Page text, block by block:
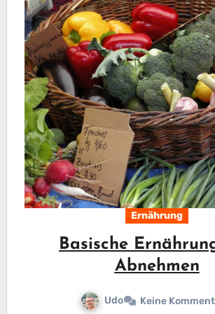
Ernährung
Basische
Abnehmen
Udo Keine